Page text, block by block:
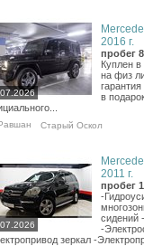
2016 г.
пробег
Куплен в
на физ
в
Старый Оскол
2011 г.
пробег
-
сидений
-
зеркал -